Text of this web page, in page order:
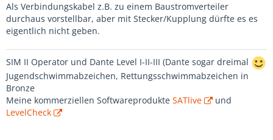
Als Verbindungskabel z.B. zu einem Baustromverteiler
durchaus vorstellbar, aber mit Stecker/Kupplung dürfte es es
eigentlich nicht geben.
SIM II Operator und Dante Level I-II-III (Dante sogar dreimal
Jugendschwimmabzeichen, Rettungsschwimmabzeichen in
Bronze
Meine kommerziellen Softwareprodukte SATlive
und
LevelCheck